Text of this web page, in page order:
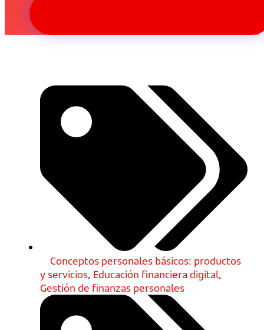
Conceptos personales básicos: productos
y servicios, Educación financiera digital,
Gestión de finanzas personales